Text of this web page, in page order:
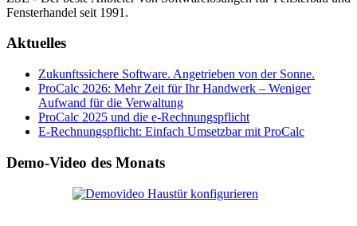
Fensterhandel seit 1991.
Aktuelles
Zukunftssichere Software. Angetrieben von der Sonne.
ProCalc 2026: Mehr Zeit für Ihr Handwerk – Weniger
Aufwand für die Verwaltung
ProCalc 2025 und die e-Rechnungspflicht
E-Rechnungspflicht: Einfach Umsetzbar mit ProCalc
Demo-Video des Monats